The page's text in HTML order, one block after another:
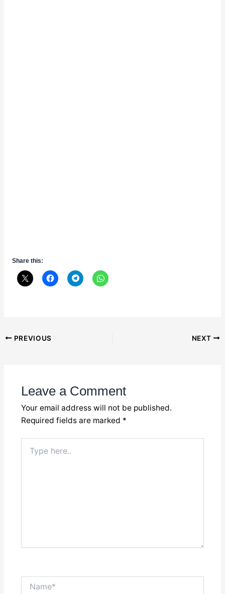
Share this:
Post
PREVIOUS NEXT
Leave a Comment
Your email address will not be published.
Required fields are marked *
here..